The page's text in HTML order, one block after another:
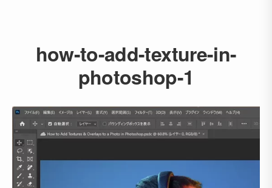
how-to-add-texture-in-
photoshop-1